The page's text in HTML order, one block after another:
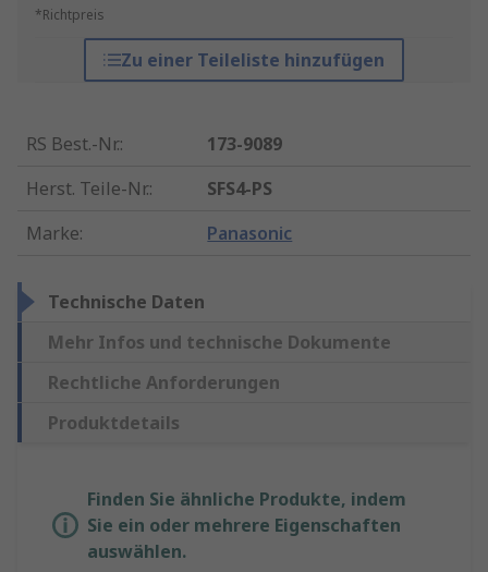
*Richtpreis
Zu einer Teileliste hinzufügen
RS Best.-Nr.:
173-9089
Herst. Teile-Nr.:
SFS4-PS
Marke: Panasonic
Technische Daten
Mehr Infos und technische Dokumente
Rechtliche Anforderungen
Produktdetails
Finden Sie ähnliche Produkte, indem
Sie ein oder mehrere Eigenschaften
auswählen.